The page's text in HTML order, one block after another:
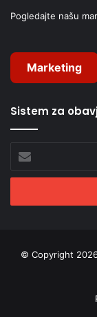
Pogledajte našu
Marketing
Sistem za
Email
adresu
© Copyright